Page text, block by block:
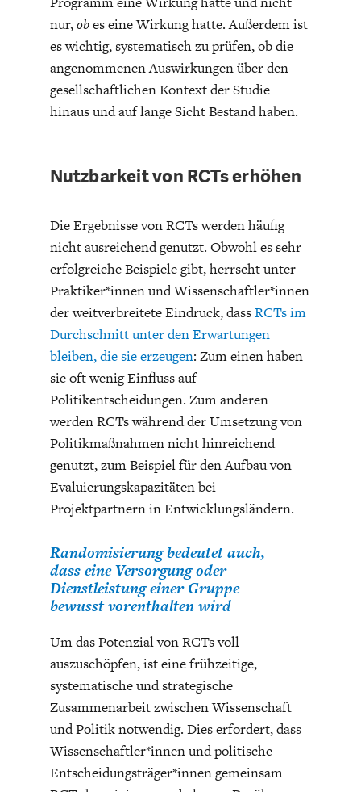
DEUTSCHLAND UND DIE
DIGITALISIERUNG
DAS POST-CORONA-
ZEITALTER
MAKROTHEK
ÖKONOMENSZENE
nur,obes eine Wirkung hatte. Außerdem ist
es wichtig, systematisch zu prüfen, ob die
angenommenen Auswirkungen über den
gesellschaftlichen Kontext der Studie
hinaus und auf lange Sicht Bestand haben.
Nutzbarkeit von RCTs erhöhen
Die Ergebnisse von RCTs werden häufig
nicht ausreichend genutzt. Obwohl es sehr
erfolgreiche Beispiele gibt, herrscht unter
Praktiker*innen und Wissenschaftler*innen
der weitverbreitete Eindruck, dassRCTs im
Durchschnitt unter den Erwartungen
bleiben, die sie erzeugen: Zum einen haben
sie oft wenig Einfluss auf
Politikentscheidungen. Zum anderen
werden RCTs während der Umsetzung von
Politikmaßnahmen nicht hinreichend
genutzt, zum Beispiel für den Aufbau von
Evaluierungskapazitäten bei
Projektpartnern in Entwicklungsländern.
Randomisierung bedeutet auch,
dass eine Versorgung oder
Dienstleistung einer Gruppe
bewusst vorenthalten wird
Um das Potenzial von RCTs voll
auszuschöpfen, ist eine frühzeitige,
systematische und strategische
Zusammenarbeit zwischen Wissenschaft
und Politik notwendig. Dies erfordert, dass
Wissenschaftler*innen und politische
Entscheidungsträger*innen gemeinsam